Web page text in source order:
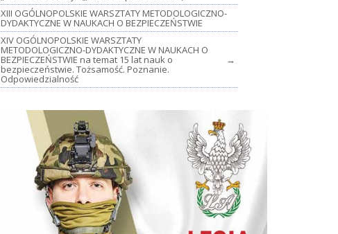
XIII OGÓLNOPOLSKIE WARSZTATY METODOLOGICZNO-
DYDAKTYCZNE W NAUKACH O BEZPIECZEŃSTWIE
XIV OGÓLNOPOLSKIE WARSZTATY
METODOLOGICZNO-DYDAKTYCZNE W NAUKACH O
BEZPIECZEŃSTWIE na temat 15 lat nauk o
bezpieczeństwie. Tożsamość. Poznanie.
Odpowiedzialność
→